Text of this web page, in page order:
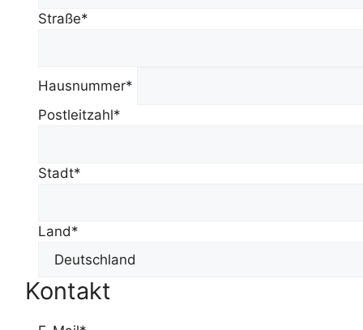
Straße*
Hausnummer*
Postleitzahl*
Stadt*
Land*
Kontakt